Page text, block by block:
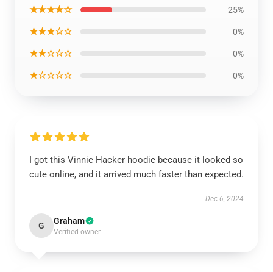
★★★★☆ 25%
★★★☆☆ 0%
★★☆☆☆ 0%
★☆☆☆☆ 0%
I got this Vinnie Hacker hoodie because it looked so
cute online, and it arrived much faster than expected.
Dec 6, 2024
G Graham
Verified owner